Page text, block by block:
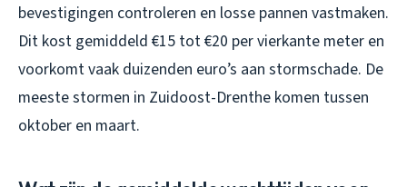
bevestigingen controleren en losse pannen vastmaken.
Dit kost gemiddeld €15 tot €20 per vierkante meter en
voorkomt vaak duizenden euro’s aan stormschade. De
meeste stormen in Zuidoost-Drenthe komen tussen
oktober en maart.